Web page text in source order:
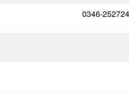
0346-252724